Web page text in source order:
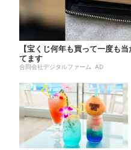
【宝くじ何年も買って一度も
てます
合同会社デジタルファーム AD